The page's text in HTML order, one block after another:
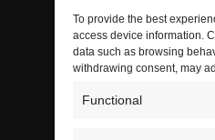
To provide the best
access device information.
data such as browsing
withdrawing consent, may
Functional